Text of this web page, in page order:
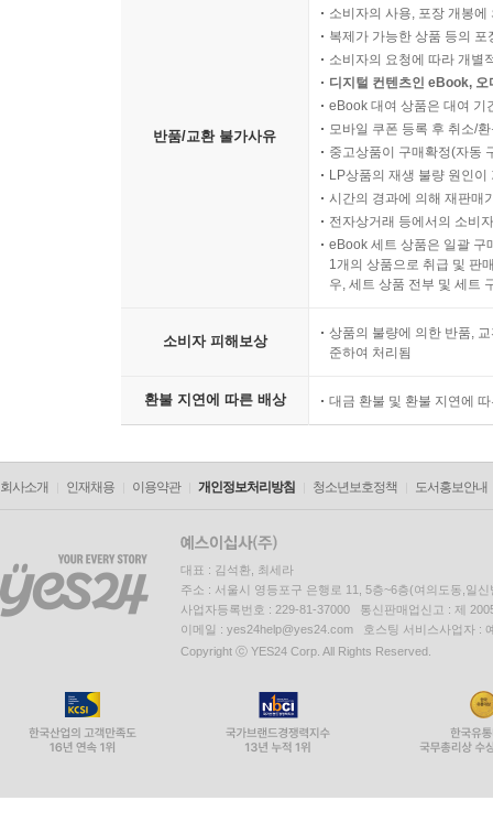
반품/교환 불가사유
소비자의 사용, 포장 개봉
복제가 가능한 상품 등의
소비자의 요청에 따라 개별
디지털 컨텐츠인 eBook,
eBook 대여 상품은 대여 기
모바일 쿠폰 등록 후 취소/
중고상품이 구매확정(자동
LP상품의 재생 불량 원인
시간의 경과에 의해 재판매
전자상거래 등에서의 소비
eBook 세트 상품은 일괄 구
1개의 상품으로 취급 및 판
우, 세트 상품 전부 및 세트
소비자 피해보상
상품의 불량에 의한 반품,
준하여 처리됨
환불 지연에 따른 배상 대금 환불 및 환불 지연에
회사소개 인재채용 이용약관 개인정보처리방침 청소년보호정책 도서홍보안내
대표 : 김석환, 최세라
주소 : 서울시 영등포구 은행로 11, 5층~6층(여의도동,일신
사업자등록번호 : 229-81-37000 통신판매업신고 : 제
이메일 : yes24help@yes24.com 호스팅 서비스사업자 :
Copyright ⓒ YES24 Corp. All Rights Reserved.